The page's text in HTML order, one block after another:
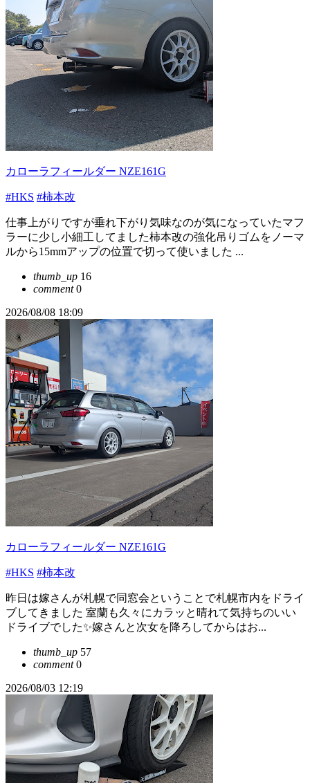
カローラフィールダー NZE161G
#HKS #柿本改
仕事上がりですが垂れ下がり気味なのが気になっていたマフ
ラーに少し小細工してました柿本改の強化吊りゴムをノーマ
ルから15mmアップの位置で切って使いました ...
thumb_up 16
comment0
2026/08/08 18:09
カローラフィールダー NZE161G
#HKS #柿本改
昨日は嫁さんが札幌で同窓会ということで札幌市内をドライ
ブしてきました 室蘭も久々にカラッと晴れて気持ちのいい
ドライブでした✨嫁さんと次女を降ろしてからはお...
thumb_up 57
comment0
2026/08/03 12:19